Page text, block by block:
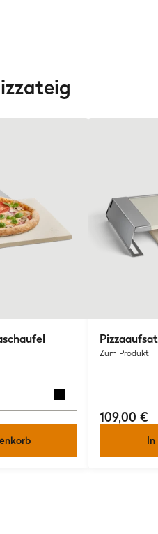
Zum Produkt
109,00 €